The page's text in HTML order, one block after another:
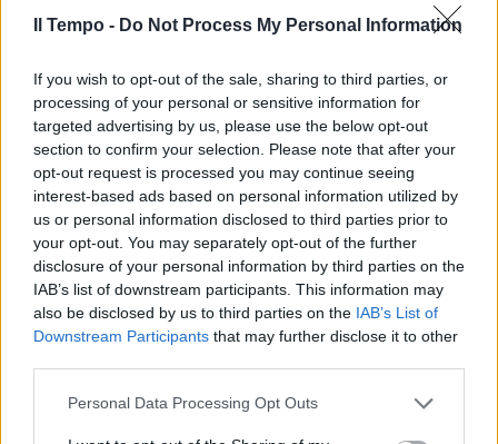
Il Tempo - Do Not Process My Personal Information
If you wish to opt-out of the sale, sharing to third parties, or
processing of your personal or sensitive information for
targeted advertising by us, please use the below opt-out
section to confirm your selection. Please note that after your
opt-out request is processed you may continue seeing
interest-based ads based on personal information utilized by
us or personal information disclosed to third parties prior to
your opt-out. You may separately opt-out of the further
disclosure of your personal information by third parties on the
IAB’s list of downstream participants. This information may
also be disclosed by us to third parties on the IAB’s List of
Downstream Participants that may further disclose it to other
Personal Data Processing Opt Outs
Speranza ci minaccia ancora: più
vaccini o si torna al lockdown
VARIANTE DELTA
Anche il Lazio in zona rossa,
come cambia la mappa europea
02/09/2021
CHE AUTUNNO CI ASPETTA
Lockdown e ritorno del
coprifuoco alle 22: la terribile